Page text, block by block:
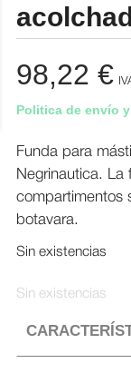
98,22€
Politica de envío
Funda para
Negrinautica. La
compartimentos
botavara.
Sin existencias
Sin existencias